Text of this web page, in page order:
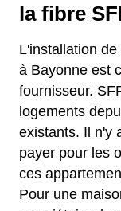
la fibre
L'installation
à Bayonne est
fournisseur.
logements
existants. Il n'y
payer pour les
ces
Pour une